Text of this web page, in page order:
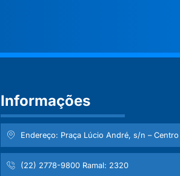
Informações
Endereço: Praça Lúcio André, s/n – Centro
(22) 2778-9800 Ramal: 2320